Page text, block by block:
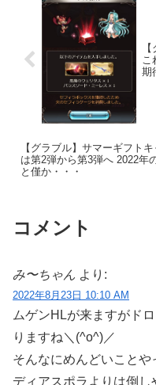
こ
期
【グラブル】サマーギフト
は第2弾から第3弾へ 2022年の夏も残りあ
と僅か・・・
コメント
み〜ちゃん より:
2022年8月23日 10:10 AM
ムゲンHLが来ますがド
りますね＼(^o^)／
そんなにめんどいこと
ディアスポラよりは倒し